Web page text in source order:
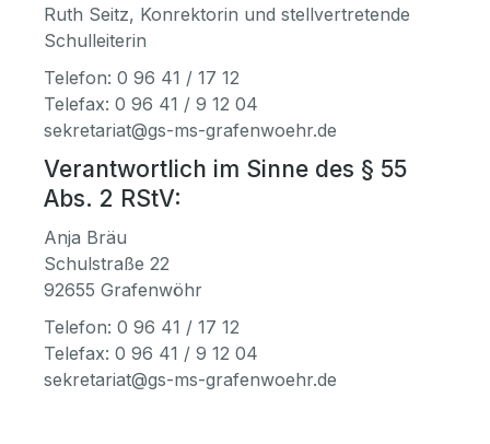
Ruth Seitz, Konrektorin und stellvertretende
Schulleiterin
Telefon: 0 96 41 / 17 12
Telefax: 0 96 41 / 9 12 04
sekretariat@gs-ms-grafenwoehr.de
Verantwortlich im Sinne des § 55
Abs. 2 RStV:
Anja Bräu
Schulstraße 22
92655 Grafenwöhr
Telefon: 0 96 41 / 17 12
Telefax: 0 96 41 / 9 12 04
sekretariat@gs-ms-grafenwoehr.de